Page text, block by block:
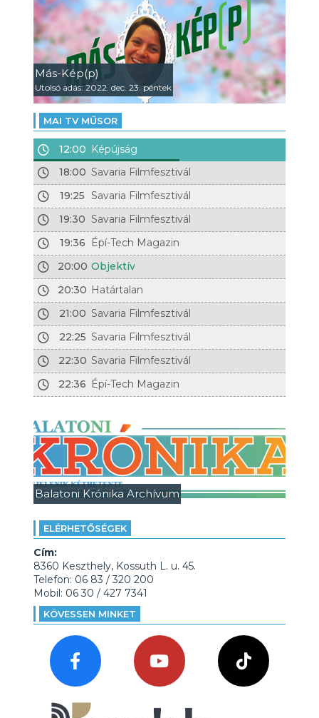
Más-Kép(p)
Utolsó adás: 2022. dec. 23. péntek
MAI TV MŰSOR
12:00 Képújság
18:00 Savaria Filmfesztivál
19:25 Savaria Filmfesztivál
19:30 Savaria Filmfesztivál
19:36
Épí-Tech Magazin
20:00 Objektív
20:30 Határtalan
21:00 Savaria Filmfesztivál
22:25 Savaria Filmfesztivál
22:30 Savaria Filmfesztivál
22:36 Épí-Tech Magazin
Balatoni Krónika Archívum
ELÉRHETŐSÉGEK
Cím:
8360 Keszthely, Kossuth L. u. 45.
Telefon: 06 83 / 320 200
Mobil: 06 30 / 427 7341
KÖVESSEN MINKET